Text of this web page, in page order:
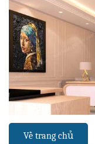
Về trang chủ